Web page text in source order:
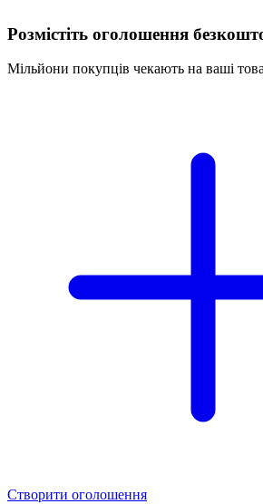
Розмістіть оголошення
Мільйони покупців чекають на ваші
Створити оголошення